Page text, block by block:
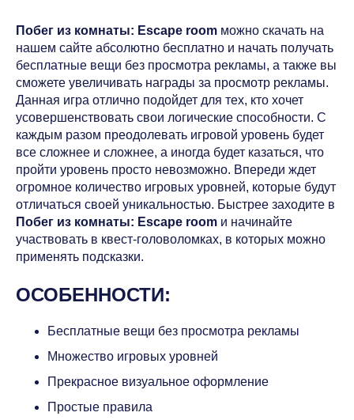
Побег из комнаты: Escape room можно скачать на
нашем сайте абсолютно бесплатно и начать получать
бесплатные вещи без просмотра рекламы, а также вы
сможете увеличивать награды за просмотр рекламы.
Данная игра отлично подойдет для тех, кто хочет
усовершенствовать свои логические способности. С
каждым разом преодолевать игровой уровень будет
все сложнее и сложнее, а иногда будет казаться, что
пройти уровень просто невозможно. Впереди ждет
огромное количество игровых уровней, которые будут
отличаться своей уникальностью. Быстрее заходите в
Побег из комнаты: Escape room и начинайте
участвовать в квест-головоломках, в которых можно
применять подсказки.
ОСОБЕННОСТИ:
Бесплатные вещи без просмотра рекламы
Множество игровых уровней
Прекрасное визуальное оформление
Простые правила